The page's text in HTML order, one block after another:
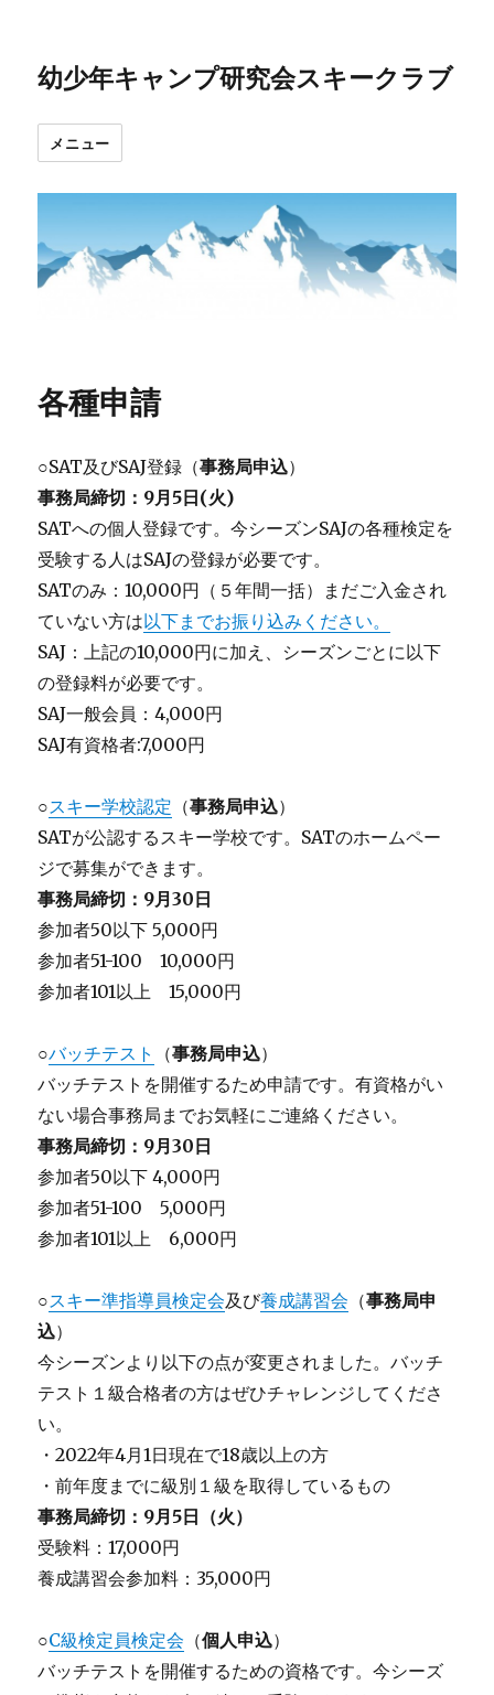
幼少年キャンプ研究会スキークラブ
メニュー
各種申請
○SAT及びSAJ登録（事務局申込）
事務局締切：9月5日(火)
SATへの個人登録です。今シーズンSAJの各種検定を
受験する人はSAJの登録が必要です。
SATのみ：10,000円（５年間一括）まだご入金され
ていない方は以下までお振り込みください。
SAJ：上記の10,000円に加え、シーズンごとに以下
の登録料が必要です。
SAJ一般会員：4,000円
SAJ有資格者:7,000円
○スキー学校認定 （事務局申込）
SATが公認するスキー学校です。SATのホームペー
ジで募集ができます。
事務局締切：9月30日
参加者50以下 5,000円
参加者51-100 10,000円
参加者101以上 15,000円
○バッチテスト （事務局申込）
バッチテストを開催するため申請です。有資格がい
ない場合事務局までお気軽にご連絡ください。
事務局締切：9月30日
参加者50以下 4,000円
参加者51-100 5,000円
参加者101以上 6,000円
○スキー準指導員検定会及び養成講習会 （事務局申
込）
今シーズンより以下の点が変更されました。バッチ
テスト１級合格者の方はぜひチャレンジしてくださ
い。
・2022年4月1日現在で18歳以上の方
・前年度までに級別１級を取得しているもの
事務局締切：9月5日（火）
受験料：17,000円
養成講習会参加料：35,000円
○C級検定員検定会 （個人申込）
バッチテストを開催するための資格です。今シーズ